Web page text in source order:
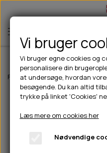
TIL
🦴
TIL
Forside Til hunde Slik- &
Vi bruger
Vi bruger egne cookies og
personalisere din
at undersøge, hvordan
besøgende. Du kan altid
trykke på linket 'Cookies'
Læs mere om cookies her
Nødvendige